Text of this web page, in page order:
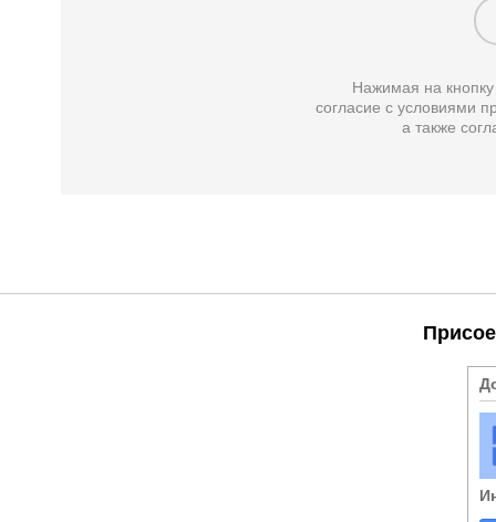
Нажимая на кнопку
согласие с условиями
а также